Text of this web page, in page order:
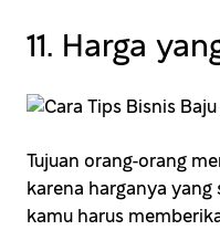
11. Harga
Tujuan orang-orang
karena harganya
kamu harus